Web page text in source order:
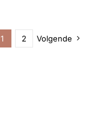
1 2 Volgende